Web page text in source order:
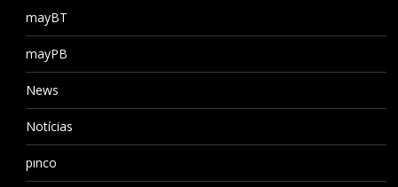
mayBT
mayPB
News
Notícias
pınco